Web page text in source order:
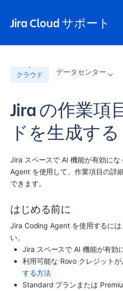
Jira Cloud サポート
クラウド データセンター
Jira の作業項
ドを生成する
Jira スペースで AI 機能が有効にな
Agent を使用して、作業項目の詳
できます。
はじめる前に
Jira Coding Agent を使用するには
い。
Jira スペースで AI 機能が有効
利用可能な Rovo クレジットが
する方法
Standard プランまたは